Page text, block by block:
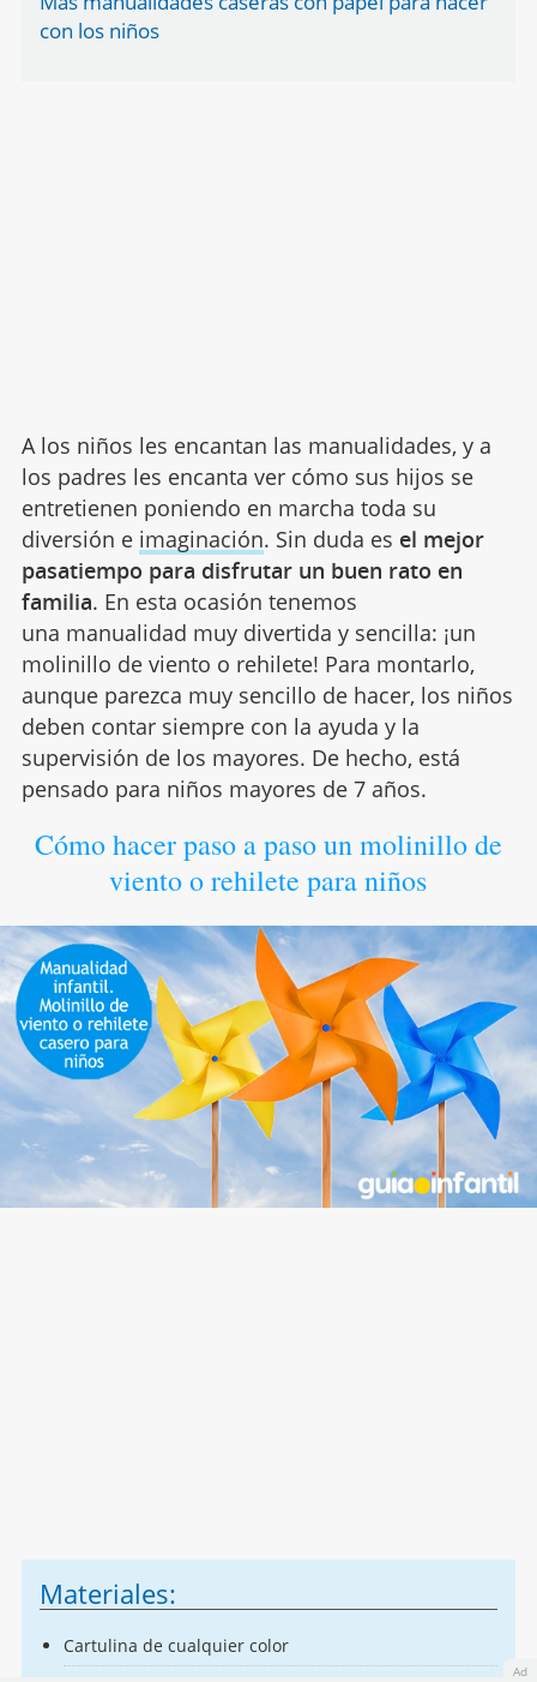
con los niños
A los niños les encantan las manualidades, y a
los padres les encanta ver cómo sus hijos se
entretienen poniendo en marcha toda su
diversión e imaginación. Sin duda es el mejor
pasatiempo para disfrutar un buen rato en
familia. En esta ocasión tenemos
una manualidad muy divertida y sencilla: ¡un
molinillo de viento o rehilete! Para montarlo,
aunque parezca muy sencillo de hacer, los niños
deben contar siempre con la ayuda y la
supervisión de los mayores. De hecho, está
pensado para niños mayores de 7 años.
Cómo hacer paso a paso un molinillo de
viento o rehilete para niños
Materiales:
Cartulina de cualquier color
Ad